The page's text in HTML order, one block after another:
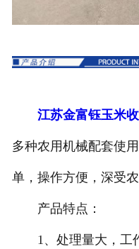
江苏金富钰玉米
多种农用机械配套使
单，操作方便，深受
产品特点：
1、处理量大，工